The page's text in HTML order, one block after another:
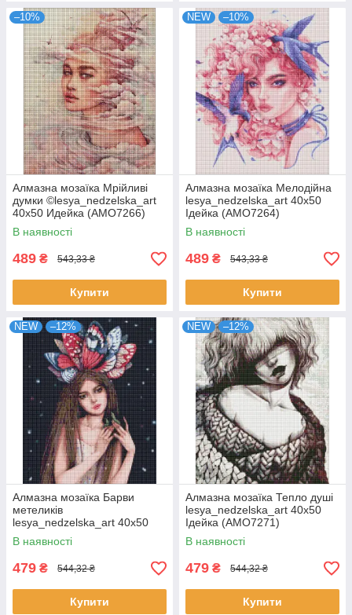
–10%
Алмазна мозаїка Мрійливі
думки ©lesya_nedzelska_art
40х50 Идейка (AMO7266)
В наявності
489 ₴ 543,33 ₴
Купити
NEW –10%
Алмазна мозаїка Мелодійна
lesya_nedzelska_art 40х50
Ідейка (AMO7264)
В наявності
489 ₴ 543,33 ₴
Купити
NEW –12%
Алмазна мозаїка Барви
метеликів
lesya_nedzelska_art 40х50
Ідейка (AMO7265)
В наявності
479 ₴ 544,32 ₴
Купити
NEW –12%
Алмазна мозаїка Тепло душі
lesya_nedzelska_art 40х50
Ідейка (AMO7271)
В наявності
479 ₴ 544,32 ₴
Купити